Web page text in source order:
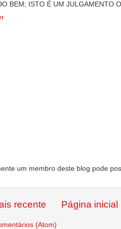
BEM; ISTO É UM JULGAMENTO
um membro deste blog pode
recente Página inicial
(Atom)